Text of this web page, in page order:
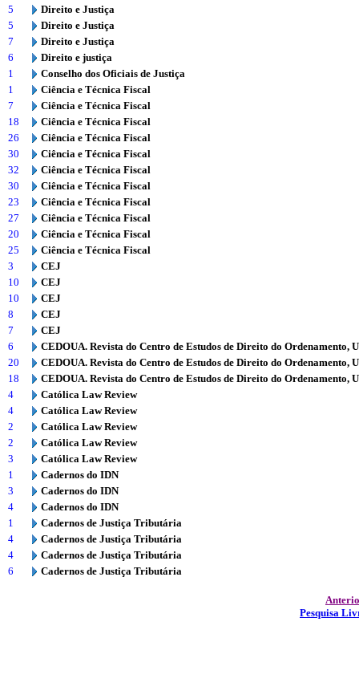
5
Direito e Justiça
5
Direito e Justiça
7
Direito e Justiça
6
Direito e justiça
1
Conselho dos Oficiais de Justiça
1
Ciência e Técnica Fiscal
7
Ciência e Técnica Fiscal
18
Ciência e Técnica Fiscal
26
Ciência e Técnica Fiscal
30
Ciência e Técnica Fiscal
32
Ciência e Técnica Fiscal
30
Ciência e Técnica Fiscal
23
Ciência e Técnica Fiscal
27
Ciência e Técnica Fiscal
20
Ciência e Técnica Fiscal
25
Ciência e Técnica Fiscal
3
CEJ
10
CEJ
10
CEJ
8
CEJ
7
CEJ
6
CEDOUA. Revista do Centro de Estudos de Direito do Ordenamento,
20
CEDOUA. Revista do Centro de Estudos de Direito do Ordenamento,
18
CEDOUA. Revista do Centro de Estudos de Direito do Ordenamento,
4
Católica Law Review
4
Católica Law Review
2
Católica Law Review
2
Católica Law Review
3
Católica Law Review
1
Cadernos do IDN
3
Cadernos do IDN
4
Cadernos do IDN
1
Cadernos de Justiça Tributária
4
Cadernos de Justiça Tributária
4
Cadernos de Justiça Tributária
6
Cadernos de Justiça Tributária
Pesquisa